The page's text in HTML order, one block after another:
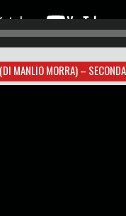
MANLIO MORRA) –